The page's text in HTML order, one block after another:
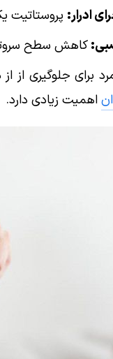
ادرار: پروستاتیت
کاهش سطح
برای جلوگیری از
اهمیت زیادی دارد.